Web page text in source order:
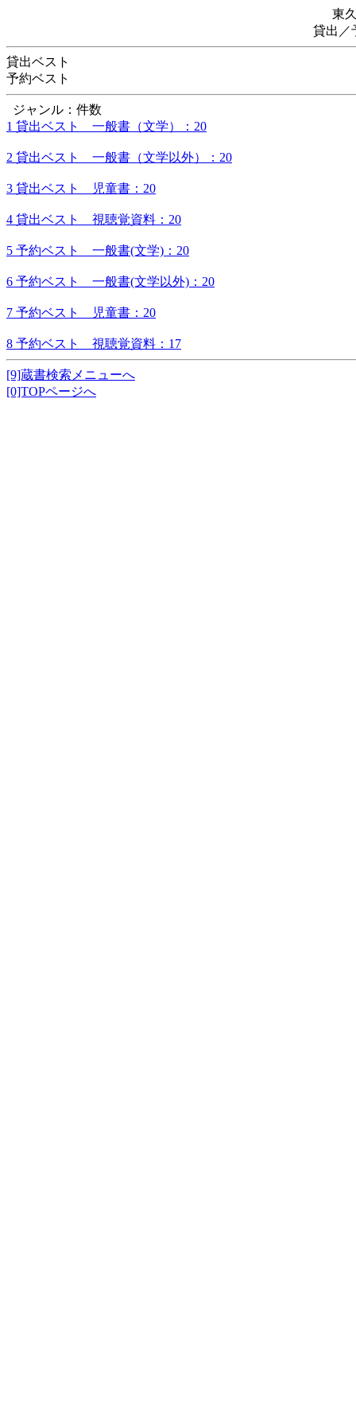
東
貸出／
貸出ベスト
予約ベスト
ジャンル：件数
1 貸出ベスト 一般書（文学）：20
2 貸出ベスト 一般書（文学以外）：20
3 貸出ベスト 児童書：20
4 貸出ベスト 視聴覚資料：20
5 予約ベスト 一般書(文学)：20
6 予約ベスト 一般書(文学以外)：20
7 予約ベスト 児童書：20
8 予約ベスト 視聴覚資料：17
[9]蔵書検索メニューへ
[0]TOPページへ